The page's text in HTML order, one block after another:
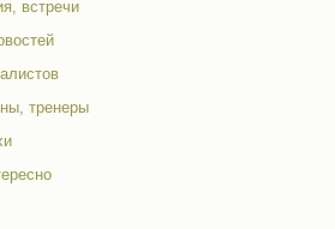
встречи
тренеры